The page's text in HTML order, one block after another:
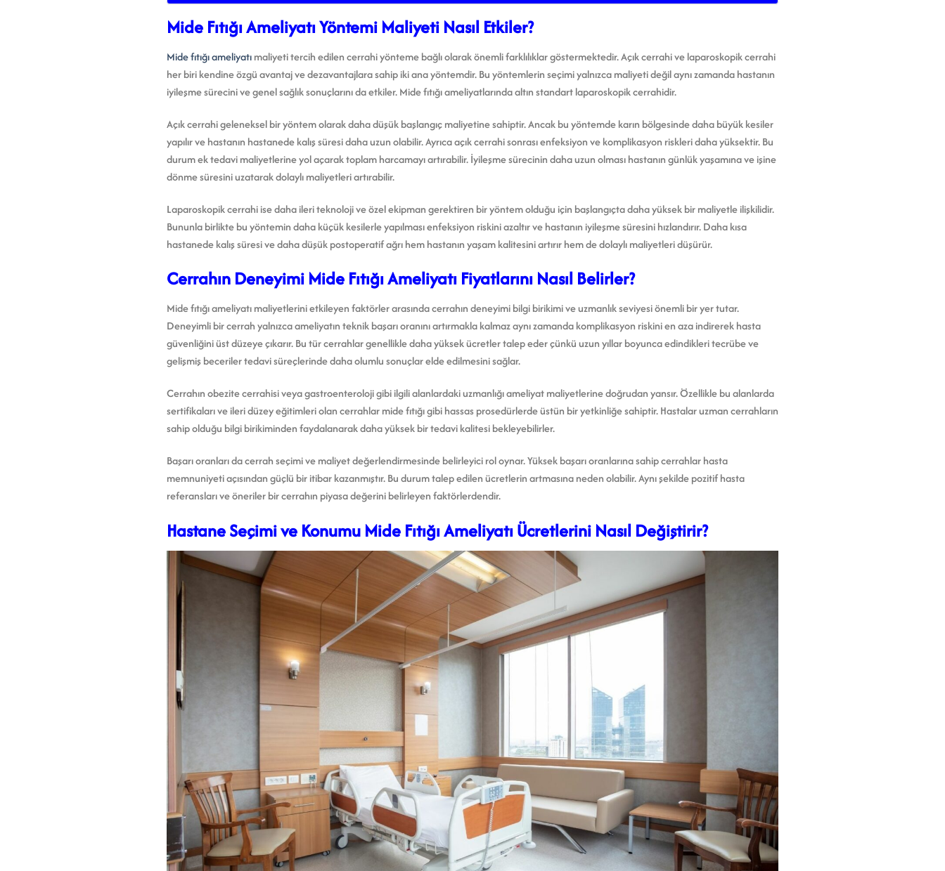
Mide Fıtığı Ameliyatı Yöntemi Maliyeti Nasıl Etkiler?
Mide fıtığı ameliyatımaliyeti tercih edilen cerrahi yönteme bağlı olarak önemli farklılıklar göstermektedir. Açık cerrahi ve laparoskopik cerrahi
her biri kendine özgü avantaj ve dezavantajlara sahip iki ana yöntemdir. Bu yöntemlerin seçimi yalnızca maliyeti değil aynı zamanda hastanın
iyileşme sürecini ve genel sağlık sonuçlarını da etkiler. Mide fıtığı ameliyatlarında altın standart laparoskopik cerrahidir.
Açık cerrahi geleneksel bir yöntem olarak daha düşük başlangıç maliyetine sahiptir. Ancak bu yöntemde karın bölgesinde daha büyük kesiler
yapılır ve hastanın hastanede kalış süresi daha uzun olabilir. Ayrıca açık cerrahi sonrası enfeksiyon ve komplikasyon riskleri daha yüksektir. Bu
durum ek tedavi maliyetlerine yol açarak toplam harcamayı artırabilir. İyileşme sürecinin daha uzun olması hastanın günlük yaşamına ve işine
dönme süresini uzatarak dolaylı maliyetleri artırabilir.
Laparoskopik cerrahi ise daha ileri teknoloji ve özel ekipman gerektiren bir yöntem olduğu için başlangıçta daha yüksek bir maliyetle ilişkilidir.
Bununla birlikte bu yöntemin daha küçük kesilerle yapılması enfeksiyon riskini azaltır ve hastanın iyileşme süresini hızlandırır. Daha kısa
hastanede kalış süresi ve daha düşük postoperatif ağrı hem hastanın yaşam kalitesini artırır hem de dolaylı maliyetleri düşürür.
Cerrahın Deneyimi Mide Fıtığı Ameliyatı Fiyatlarını Nasıl Belirler?
Mide fıtığı ameliyatı maliyetlerini etkileyen faktörler arasında cerrahın deneyimi bilgi birikimi ve uzmanlık seviyesi önemli bir yer tutar.
Deneyimli bir cerrah yalnızca ameliyatın teknik başarı oranını artırmakla kalmaz aynı zamanda komplikasyon riskini en aza indirerek hasta
güvenliğini üst düzeye çıkarır. Bu tür cerrahlar genellikle daha yüksek ücretler talep eder çünkü uzun yıllar boyunca edindikleri tecrübe ve
gelişmiş beceriler tedavi süreçlerinde daha olumlu sonuçlar elde edilmesini sağlar.
Cerrahın obezite cerrahisi veya gastroenteroloji gibi ilgili alanlardaki uzmanlığı ameliyat maliyetlerine doğrudan yansır. Özellikle bu alanlarda
sertifikaları ve ileri düzey eğitimleri olan cerrahlar mide fıtığı gibi hassas prosedürlerde üstün bir yetkinliğe sahiptir. Hastalar uzman cerrahların
sahip olduğu bilgi birikiminden faydalanarak daha yüksek bir tedavi kalitesi bekleyebilirler.
Başarı oranları da cerrah seçimi ve maliyet değerlendirmesinde belirleyici rol oynar. Yüksek başarı oranlarına sahip cerrahlar hasta
memnuniyeti açısından güçlü bir itibar kazanmıştır. Bu durum talep edilen ücretlerin artmasına neden olabilir. Aynı şekilde pozitif hasta
referansları ve öneriler bir cerrahın piyasa değerini belirleyen faktörlerdendir.
Hastane Seçimi ve Konumu Mide Fıtığı Ameliyatı Ücretlerini Nasıl Değiştirir?